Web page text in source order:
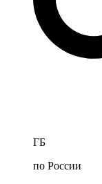
ГБ
по России